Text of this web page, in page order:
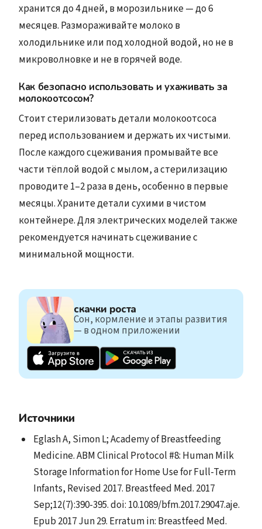
хранится до 4 дней, в морозильнике — до 6
месяцев. Размораживайте молоко в
холодильнике или под холодной водой, но не в
микроволновке и не в горячей воде.
Как безопасно использовать и ухаживать за
молокоотсосом?
Стоит стерилизовать детали молокоотсоса
перед использованием и держать их чистыми.
После каждого сцеживания промывайте все
части тёплой водой с мылом, а стерилизацию
проводите 1–2 раза в день, особенно в первые
месяцы. Храните детали сухими в чистом
контейнере. Для электрических моделей также
рекомендуется начинать сцеживание с
минимальной мощности.
скачки роста
Сон, кормление и этапы развития
— в одном приложении
Источники
Eglash A, Simon L; Academy of Breastfeeding
Medicine. ABM Clinical Protocol #8: Human Milk
Storage Information for Home Use for Full-Term
Infants, Revised 2017. Breastfeed Med. 2017
Sep;12(7):390-395. doi: 10.1089/bfm.2017.29047.aje.
Epub 2017 Jun 29. Erratum in: Breastfeed Med.